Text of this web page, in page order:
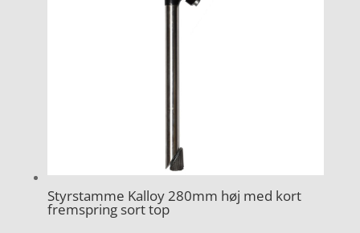
Styrstamme Kalloy 280mm høj med kort
fremspring sort top